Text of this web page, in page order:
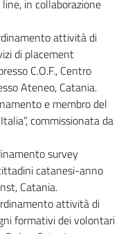
in collaborazione
attività di
di placement
C.O.F., Centro
Ateneo, Catania.
e membro del
commissionata da
survey
catanesi-anno
Catania.
attività di
formativi dei volontari